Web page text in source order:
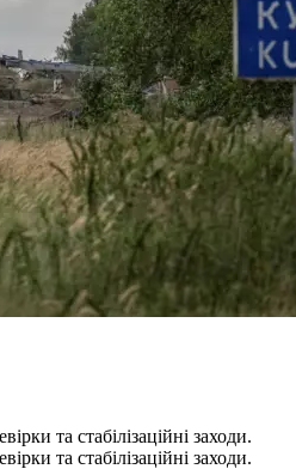
та стабілізаційні заходи.
та стабілізаційні заходи.